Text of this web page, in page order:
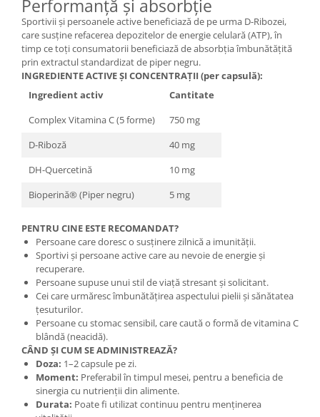
Performanță și absorbție
Sportivii și persoanele active beneficiază de pe urma D-Ribozei,
care susține refacerea depozitelor de energie celulară (ATP), în
timp ce toți consumatorii beneficiază de absorbția îmbunătățită
prin extractul standardizat de piper negru.
INGREDIENTE ACTIVE ȘI CONCENTRAȚII (per capsulă):
Ingredient activ
Cantitate
Complex Vitamina C (5 forme)
750 mg
D-Riboză
40 mg
DH-Quercetină
10 mg
Bioperină® (Piper negru)
5 mg
PENTRU CINE ESTE RECOMANDAT?
Persoane care doresc o susținere zilnică a imunității.
Sportivi și persoane active care au nevoie de energie și
recuperare.
Persoane supuse unui stil de viață stresant și solicitant.
Cei care urmăresc îmbunătățirea aspectului pielii și sănătatea
țesuturilor.
Persoane cu stomac sensibil, care caută o formă de vitamina C
blândă (neacidă).
CÂND ȘI CUM SE ADMINISTREAZĂ?
Doza: 1–2 capsule pe zi.
Moment: Preferabil în timpul mesei, pentru a beneficia de
sinergia cu nutrienții din alimente.
Durata: Poate fi utilizat continuu pentru menținerea